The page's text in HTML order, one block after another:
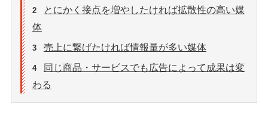
2
とにかく接点を増やしたければ拡散性の高い媒
体
3 売上に繋げたければ情報量が多い媒体
4
同じ商品・サービスでも広告によって成果は変
わる